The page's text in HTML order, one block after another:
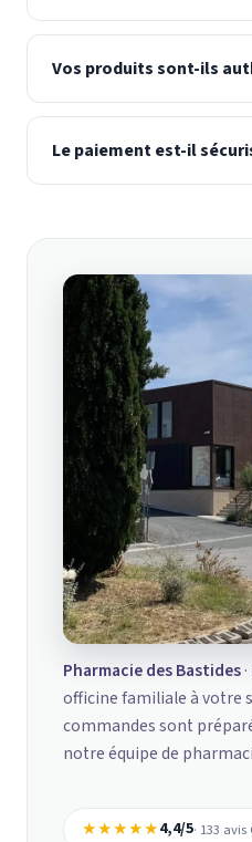
Vos produits sont-ils
Le paiement est-il
Pharmacie des Bastides
officine familiale à votre
commandes sont
notre équipe de
★★★★★4,4/5· 133